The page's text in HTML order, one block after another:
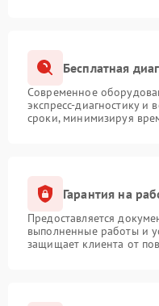
Бесплатная
Современное
экспресс-диагностику и
сроки, минимизируя
Гарантия на
Предоставляется
выполненные работы и
защищает клиента от